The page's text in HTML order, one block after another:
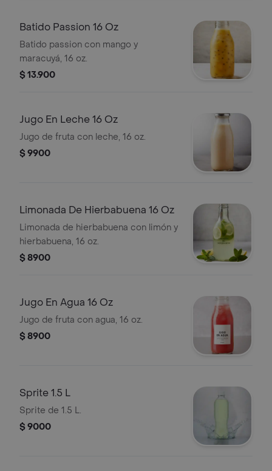
Batido Passion 16 Oz
Batido passion con mango y
maracuyá, 16 oz.
$ 13.900
Jugo En Leche 16 Oz
Jugo de fruta con leche, 16 oz.
$ 9900
Limonada De Hierbabuena 16 Oz
Limonada de hierbabuena con limón y
hierbabuena, 16 oz.
$ 8900
Jugo En Agua 16 Oz
Jugo de fruta con agua, 16 oz.
$ 8900
Sprite 1.5 L
Sprite de 1.5 L.
$ 9000